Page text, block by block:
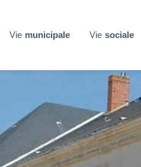
Vie municipale Vie sociale